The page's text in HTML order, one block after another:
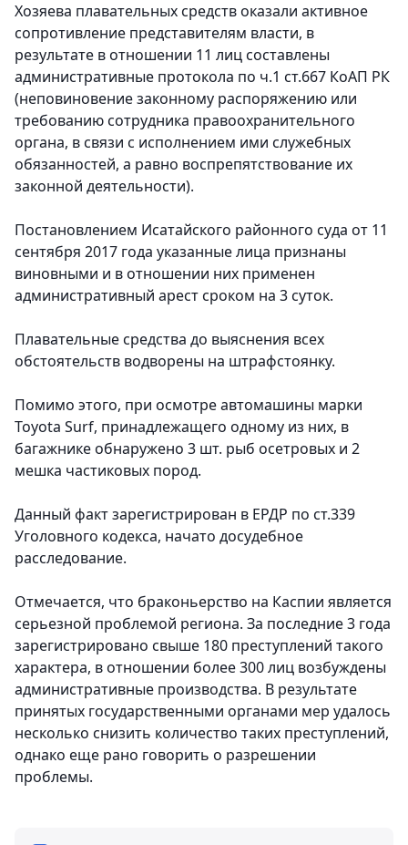
Хозяева плавательных средств оказали активное
сопротивление представителям власти, в
результате в отношении 11 лиц составлены
административные протокола по ч.1 ст.667 КоАП РК
(неповиновение законному распоряжению или
требованию сотрудника правоохранительного
органа, в связи с исполнением ими служебных
обязанностей, а равно воспрепятствование их
законной деятельности).
Постановлением Исатайского районного суда от 11
сентября 2017 года указанные лица признаны
виновными и в отношении них применен
административный арест сроком на 3 суток.
Плавательные средства до выяснения всех
обстоятельств водворены на штрафстоянку.
Помимо этого, при осмотре автомашины марки
Toyota Surf, принадлежащего одному из них, в
багажнике обнаружено 3 шт. рыб осетровых и 2
мешка частиковых пород.
Данный факт зарегистрирован в ЕРДР по ст.339
Уголовного кодекса, начато досудебное
расследование.
Отмечается, что браконьерство на Каспии является
серьезной проблемой региона. За последние 3 года
зарегистрировано свыше 180 преступлений такого
характера, в отношении более 300 лиц возбуждены
административные производства. В результате
принятых государственными органами мер удалось
несколько снизить количество таких преступлений,
однако еще рано говорить о разрешении
проблемы.